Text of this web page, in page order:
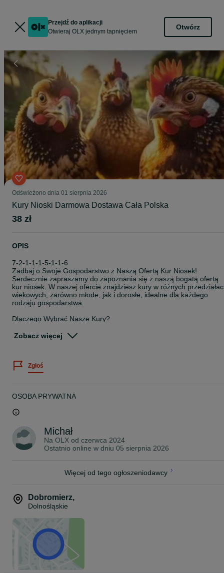
Przejdź do aplikacji
Otwieraj OLX jednym tapnięciem
Otwórz
Odświeżono dnia 01 sierpnia 2026
Kury Nioski Darmowa Dostawa Cała Polska
38 zł
OPIS
7-2-1-1-1-5-1-1-6
Zadbaj o Swoje Gospodarstwo z Naszą Ofertą Kur Niosek!
Serdecznie zapraszamy do zapoznania się z naszą bogatą ofertą
kur niosek. W naszej ofercie znajdziesz kury w różnych
wiekowych, zarówno młode, jak i dorosłe, idealne dla każdego
rodzaju gospodarstwa.
Dlaczego Wybrać Nasze Kury?
znajdujesz, dostarczymy nasze kury bez dodatkowych kosztów.
Kompletny Program Szczepień: Nasze kury są regularnie
Szeroki Wybór Ras Dostosowanych do Twoich Potrzeb:
Rossa
Leghorn
Hyline
Sandy
Bezpośrednio od Doświadczonego Hodowcy
Nasze kury są hodowane z pasją i dbałością o najwyższe
jakości.
Skontaktuj Się z Nami!
Zainteresowany? Zadzwoń teraz i zapewnij swojemu
najlepsze kury nioski dostępne na rynku!
7-2-1-1-1-5-1-1-6
Zobacz więcej
Zgłoś
OSOBA PRYWATNA
Michał
Na OLX od czerwca 2024
Ostatnio online w dniu 05 sierpnia 2026
Więcej od tego ogłoszeniodawcy
Dobromierz,
Dolnośląskie